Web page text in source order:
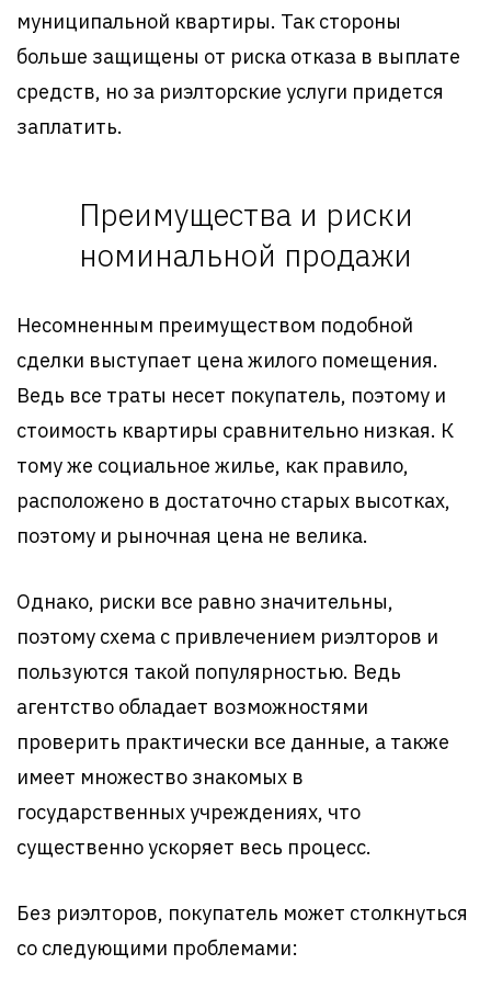
муниципальной квартиры. Так стороны
больше защищены от риска отказа в выплате
средств, но за риэлторские услуги придется
заплатить.
Преимущества и риски
номинальной продажи
Несомненным преимуществом подобной
сделки выступает цена жилого помещения.
Ведь все траты несет покупатель, поэтому и
стоимость квартиры сравнительно низкая. К
тому же социальное жилье, как правило,
расположено в достаточно старых высотках,
поэтому и рыночная цена не велика.
Однако, риски все равно значительны,
поэтому схема с привлечением риэлторов и
пользуются такой популярностью. Ведь
агентство обладает возможностями
проверить практически все данные, а также
имеет множество знакомых в
государственных учреждениях, что
существенно ускоряет весь процесс.
Без риэлторов, покупатель может столкнуться
со следующими проблемами: